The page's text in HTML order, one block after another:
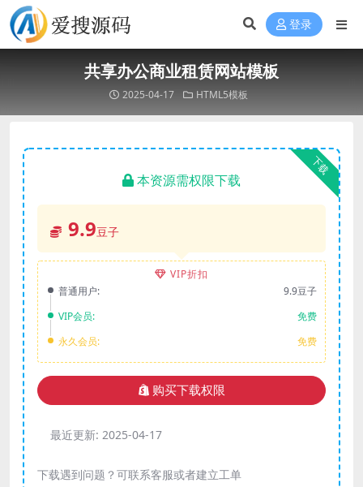
登录
共享办公商业租赁网站模板
2025-04-17 HTML5模板
下载
本资源需权限下载
9.9豆子
VIP折扣
普通用户:
9.9豆子
VIP会员:
免费
永久会员:
免费
购买下载权限
最近更新: 2025-04-17
下载遇到问题？可联系客服或者建立工单